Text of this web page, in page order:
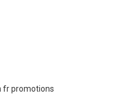
fr promotions